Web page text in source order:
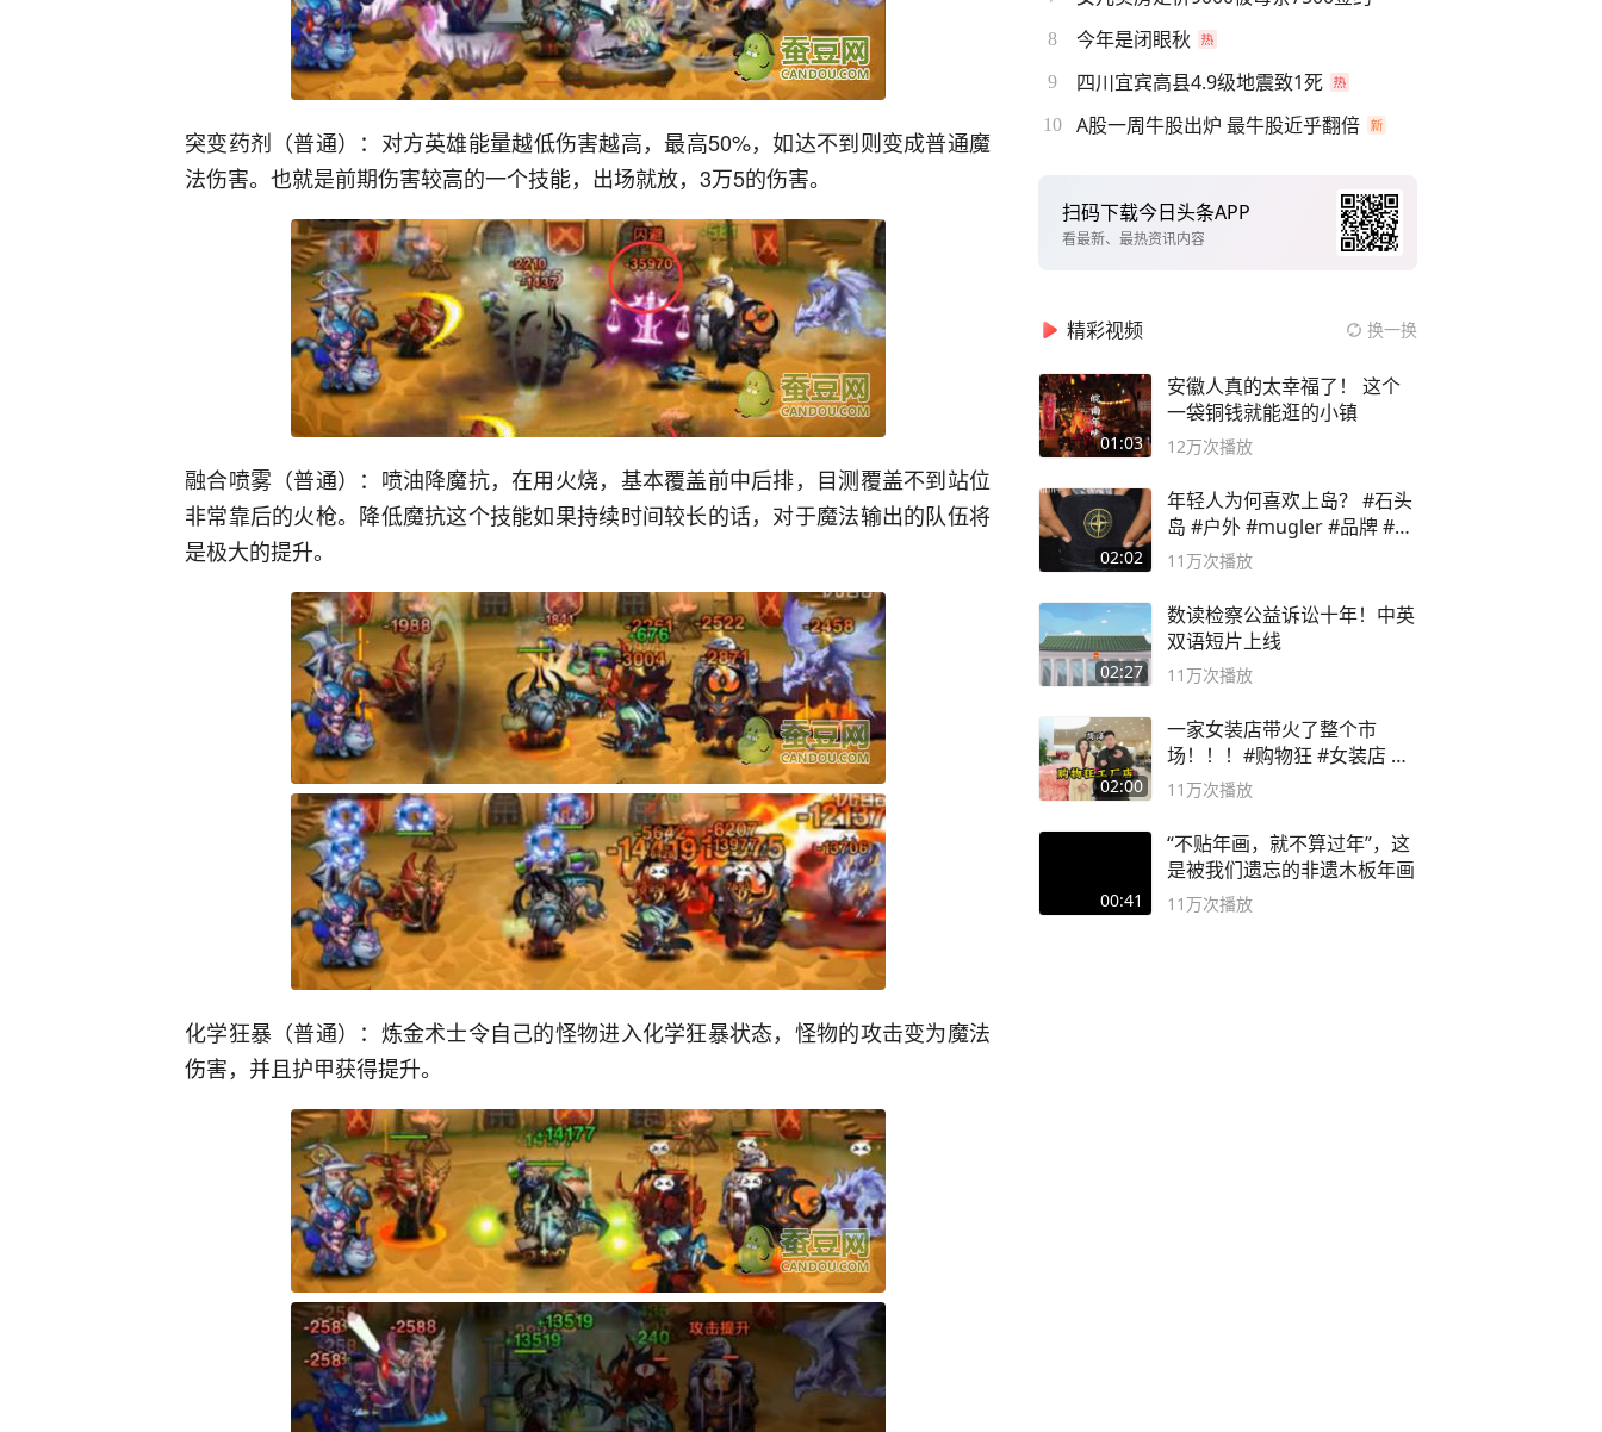
突变药剂（普通）：对方英雄能量越低伤害越高，最高50%，如达不到则变成普通魔
法伤害。也就是前期伤害较高的一个技能，出场就放，3万5的伤害。
融合喷雾（普通）：喷油降魔抗，在用火烧，基本覆盖前中后排，目测覆盖不到站位
非常靠后的火枪。降低魔抗这个技能如果持续时间较长的话，对于魔法输出的队伍将
是极大的提升。
化学狂暴（普通）：炼金术士令自己的怪物进入化学狂暴状态，怪物的攻击变为魔法
伤害，并且护甲获得提升。
8 今年是闭眼秋
9 四川宜宾高县4.9级地震致1死
10 A股一周牛股出炉 最牛股近乎翻倍
扫码下载今日头条APP
看最新、最热资讯内容
精彩视频 换一换
01:03
安徽人真的太幸福了！ 这个
一袋铜钱就能逛的小镇
12万次播放
02:02
年轻人为何喜欢上岛？ #石头
岛 #户外 #mugler #品牌 #足
球流氓
11万次播放
02:27
数读检察公益诉讼十年！中英
双语短片上线
11万次播放
02:00
一家女装店带火了整个市
场！！！#购物狂 #女装店 #
高品质女装
11万次播放
00:41
“不贴年画，就不算过年”，这
是被我们遗忘的非遗木板年画
11万次播放